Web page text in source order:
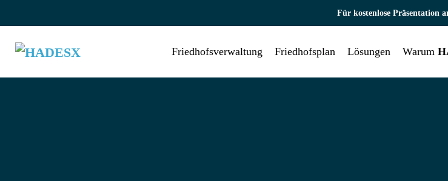
Inhalt
springen
Für kostenlose Präsentation
Friedhofsverwaltung Friedhofsplan Lösungen Warum